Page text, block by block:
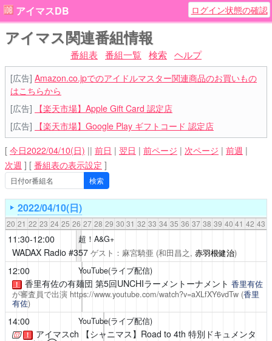
アイマスDB ログイン状態の確認
アイマス関連番組情報
番組表 番組一覧 検索 ヘルプ
[広告] Amazon.co.jpでのアイドルマスター関連商品のお買いもの
はこちらから
[広告]
【楽天市場】Apple Gift Card 認定店
[広告]
【楽天市場】Google Play ギフトコード 認定店
[ 今日2022/04/10(日) || 前日 | 翌日 | 前ページ | 次ページ | 前週 |
次週 ] [ 番組表の表示設定 ]
2022/04/10(日)
20 21 22 23 24 25 26 27 28 29 30 31 32 33 34 35 36 37 38 39 40 41 42 43
11:30-12:00 超！A&G+
WADAX Radio#357 ゲスト：麻宮騎亜 (和田昌之, 赤羽根健治)
12:00 YouTube(ライブ配信)
！ 香里有佐の有麺団 第5回UNCHIラーメントーナメント 香里有佐
が審査員で出演 https://www.youtube.com/watch?v=aXLfXY6vdTw (香里
有佐)
14:00 YouTube(ライブ配信)
！ アイマスch 【シャニマス】Road to 4th 特別ドキュメンタ